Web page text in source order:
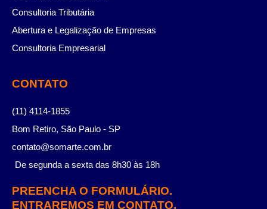
Consultoria Tributária
Abertura e Legalização de Empresas
Consultoria Empresarial
CONTATO
(11) 4114-1855
Bom Retiro, São Paulo - SP
contato@somarte.com.br
De segunda a sexta das 8h30 às 18h
PREENCHA O FORMULÁRIO.
ENTRAREMOS EM CONTATO.